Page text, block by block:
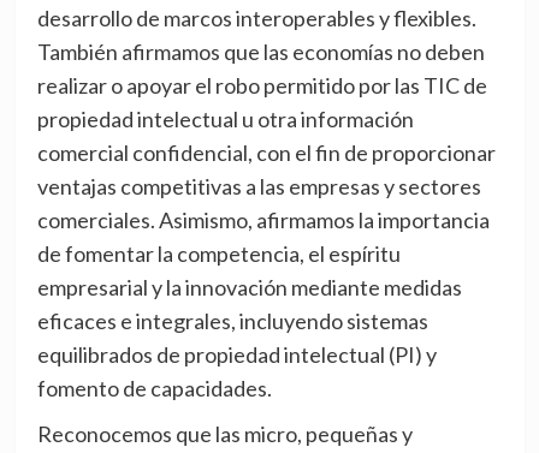
desarrollo de marcos interoperables y flexibles.
También afirmamos que las economías no deben
realizar o apoyar el robo permitido por las TIC de
propiedad intelectual u otra información
comercial confidencial, con el fin de proporcionar
ventajas competitivas a las empresas y sectores
comerciales. Asimismo, afirmamos la importancia
de fomentar la competencia, el espíritu
empresarial y la innovación mediante medidas
eficaces e integrales, incluyendo sistemas
equilibrados de propiedad intelectual (PI) y
fomento de capacidades.
Reconocemos que las micro, pequeñas y